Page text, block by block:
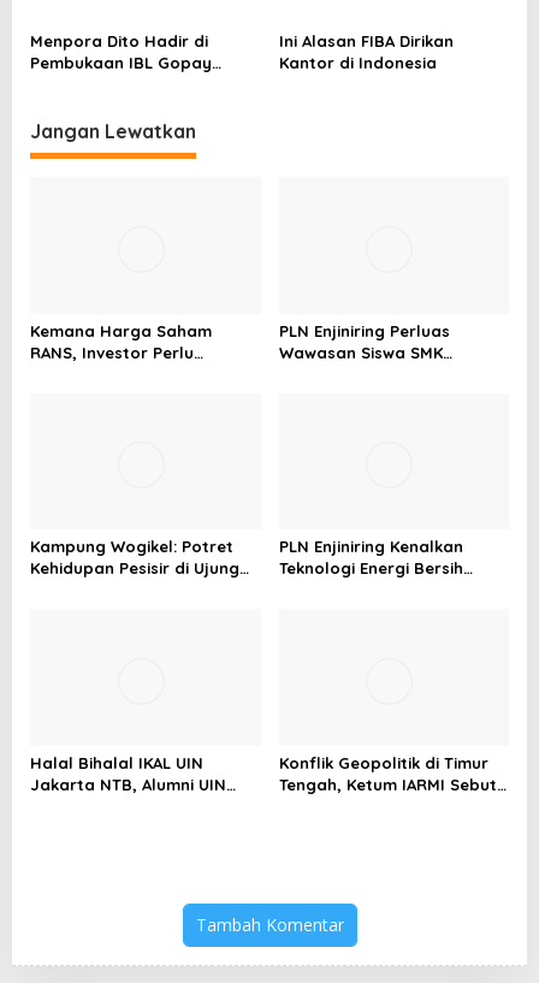
Menpora Dito Hadir di
Pembukaan IBL Gopay
Ini Alasan FIBA Dirikan
Kantor di Indonesia
Jangan Lewatkan
Kemana Harga Saham
RANS, Investor Perlu
PLN Enjiniring Perluas
Wawasan Siswa SMK
Kampung Wogikel: Potret
Kehidupan Pesisir di Ujung
PLN Enjiniring Kenalkan
Teknologi Energi Bersih
Halal Bihalal IKAL UIN
Jakarta NTB, Alumni UIN
Konflik Geopolitik di Timur
Tengah, Ketum IARMI Sebut
Tambah Komentar